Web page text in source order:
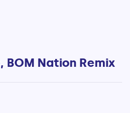
BOM Nation Remix